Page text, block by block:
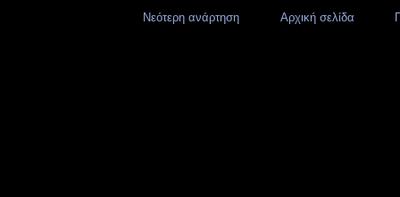
Νεότερη ανάρτηση Αρχική σελίδα